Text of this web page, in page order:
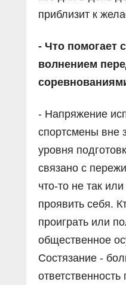
приблизит к
- Что помогает
волнением
- Напряжение
спортсмены вне
уровня
связано с
что-то не так
проявить себя.
проиграть или
общественное
Состязание -